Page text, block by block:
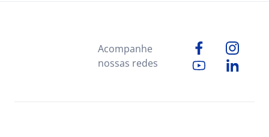
Acompanhe
nossas redes